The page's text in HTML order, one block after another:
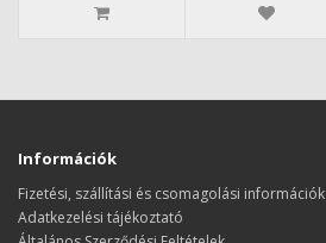
Információk
Fizetési, szállítási és csomagolási információk
Adatkezelési tájékoztató